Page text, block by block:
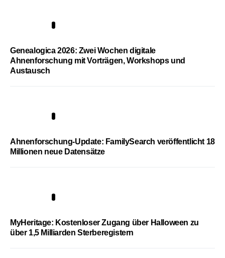
Genealogica 2026: Zwei Wochen digitale
Ahnenforschung mit Vorträgen, Workshops und
Austausch
Ahnenforschung-Update: FamilySearch veröffentlicht 18
Millionen neue Datensätze
MyHeritage: Kostenloser Zugang über Halloween zu
über 1,5 Milliarden Sterberegistern